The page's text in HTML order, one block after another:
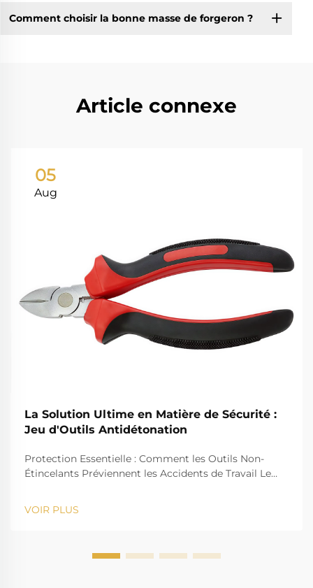
Comment choisir la bonne masse de forgeron ?
Article connexe
05
Aug
La Solution Ultime en Matière de Sécurité :
Jeu d'Outils Antidétonation
Protection Essentielle : Comment les Outils Non-
Étincelants Préviennent les Accidents de Travail Le
d'explosion de gaz, tels que les raffineries de pétrole,
VOIR PLUS